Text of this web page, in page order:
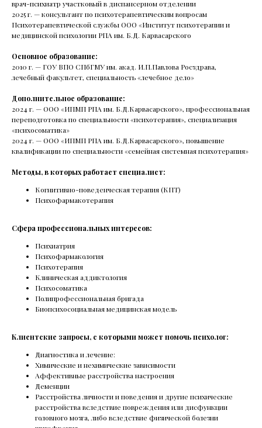
врач-психиатр участковый в диспансерном отделении
2025 г. — консультант по психотерапевтическим вопросам
Психотерапевтической службы ООО «Институт психотерапии и
медицинской психологии РПА им. Б.Д. Карвасарского
Основное образование:
2010 г. — ГОУ ВПО СПбГМУ им. акад. И.П.Павлова Росздрава,
лечебный факультет, специальность «лечебное дело»
Дополнительное образование:
2024 г. — ООО «ИПМП РПА им. Б.Д.Карвасарского», профессиональная
переподготовка по специальности «психотерапия», специализация
«психосоматика»
2024 г. — ООО «ИПМП РПА им. Б.Д.Карвасарского», повышение
квалификации по специальности «семейная системная психотерапия»
Методы, в которых работает специалист:
Когнитивно-поведенческая терапия (КПТ)
Психофармакотерапия
Сфера профессиональных интересов:
Психиатрия
Психофармакология
Психотерапия
Клиническая аддиктология
Психосоматика
Полипрофессиональная бригада
Биопсихосоциальная медицинская модель
Клиентские запросы, с которыми может помочь психолог:
Диагностика и лечение:
Химические и нехимические зависимости
Аффективные расстройства настроения
Деменции
Расстройства личности и поведения и другие психические
расстройства вследствие повреждения или дисфункции
головного мозга, либо вследствие физической болезни
© 2015-2026
Mental Health Center
Политика
конфиденциальности
Договор оферты
Реквизиты
spb@mhcenter.ru